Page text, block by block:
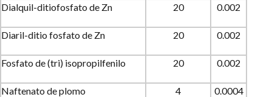
Dialquil-ditiofosfato de Zn 20 0.002
Diaril-ditio fosfato de Zn 20 0.002
Fosfato de (tri) isopropilfenilo 20 0.002
Naftenato de plomo 4 0.0004